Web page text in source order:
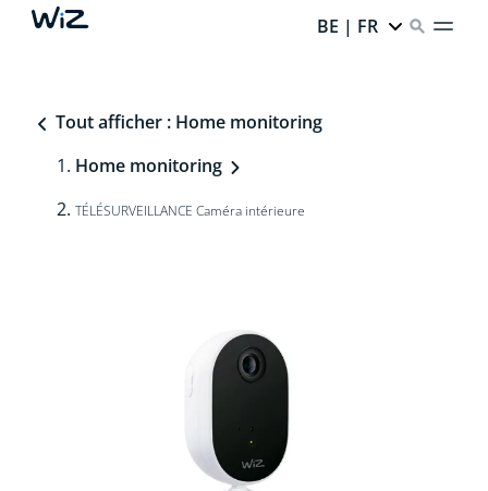
BE | FR
Tout afficher : Home monitoring
Home monitoring
TÉLÉSURVEILLANCE Caméra intérieure